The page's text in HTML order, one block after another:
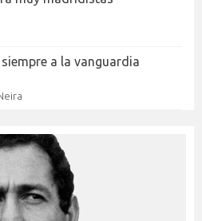
a la vanguardia